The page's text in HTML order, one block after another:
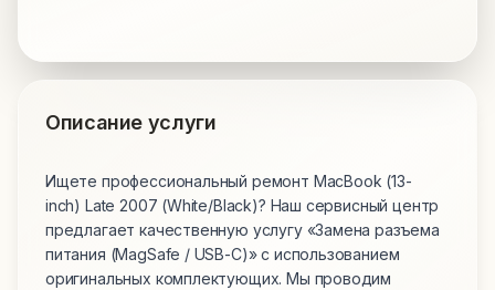
Описание услуги
Ищете профессиональный ремонт MacBook (13-
inch) Late 2007 (White/Black)? Наш сервисный центр
предлагает качественную услугу «Замена разъема
питания (MagSafe / USB-C)» с использованием
оригинальных комплектующих. Мы проводим